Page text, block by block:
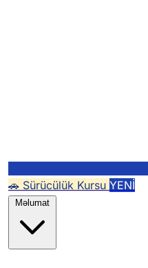
🚗 Sürücülük Kursu YENİ
Məlumat